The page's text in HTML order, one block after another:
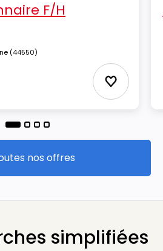
F/H
(44550)
Ajouter
Toutes nos offres
nos offres
simplifiées